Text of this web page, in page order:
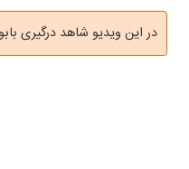
در این ویدیو شاهد درگیری